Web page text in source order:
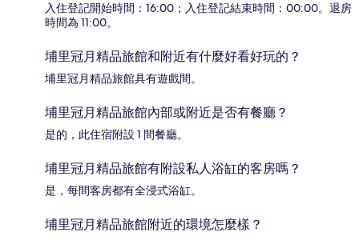
入住登記開始時間：16:00；入住登記結束時間：00:00。退房
時間為 11:00。
埔里冠月精品旅館和附近有什麼好看好玩的？
埔里冠月精品旅館具有遊戲間。
埔里冠月精品旅館內部或附近是否有餐廳？
是的，此住宿附設 1 間餐廳。
埔里冠月精品旅館有附設私人浴缸的客房嗎？
是，每間客房都有全浸式浴缸。
埔里冠月精品旅館附近的環境怎麼樣？